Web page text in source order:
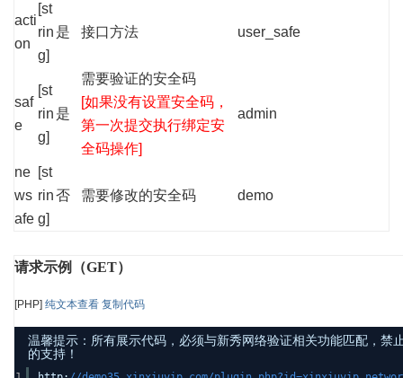
acti
on
[st
rin
g]
是 接口方法 user_safe
saf
e
[st
rin
g]
是
需要验证的安全码
[如果没有设置安全码，
第一次提交执行绑定安
全码操作]
admin
ne
ws
afe
[st
rin
g]
否 需要修改的安全码 demo
请求示例（GET）
[PHP] 纯文本查看 复制代码
温馨提示：所有展示代码，必须与新秀网络验证相关功能匹配，
的支持！